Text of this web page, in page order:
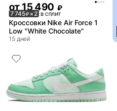
от 15 490 ₽
7 745₽× 2 в сплит
Кроссовки Nike Air Force 1
Low "White Chocolate"
15 дней